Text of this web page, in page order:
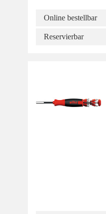
Online bestellbar
Reservierbar